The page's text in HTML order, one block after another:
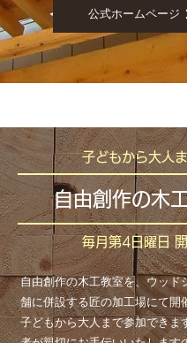
公式ホームページ
子どもから大人
自由創作の木
毎月第4日曜日
自由創作の木工教室を、ウッド
舗に併設する匠の加工場にて開
子どもから大人まで参加できま